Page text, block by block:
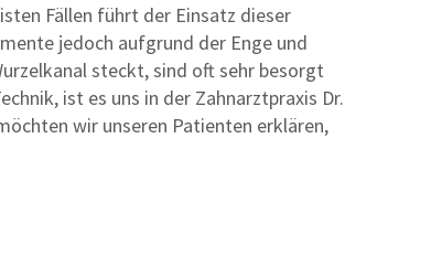
Fällen führt der Einsatz dieser
jedoch aufgrund der Enge und
steckt, sind oft sehr besorgt
ist es uns in der Zahnarztpraxis Dr.
wir unseren Patienten erklären,